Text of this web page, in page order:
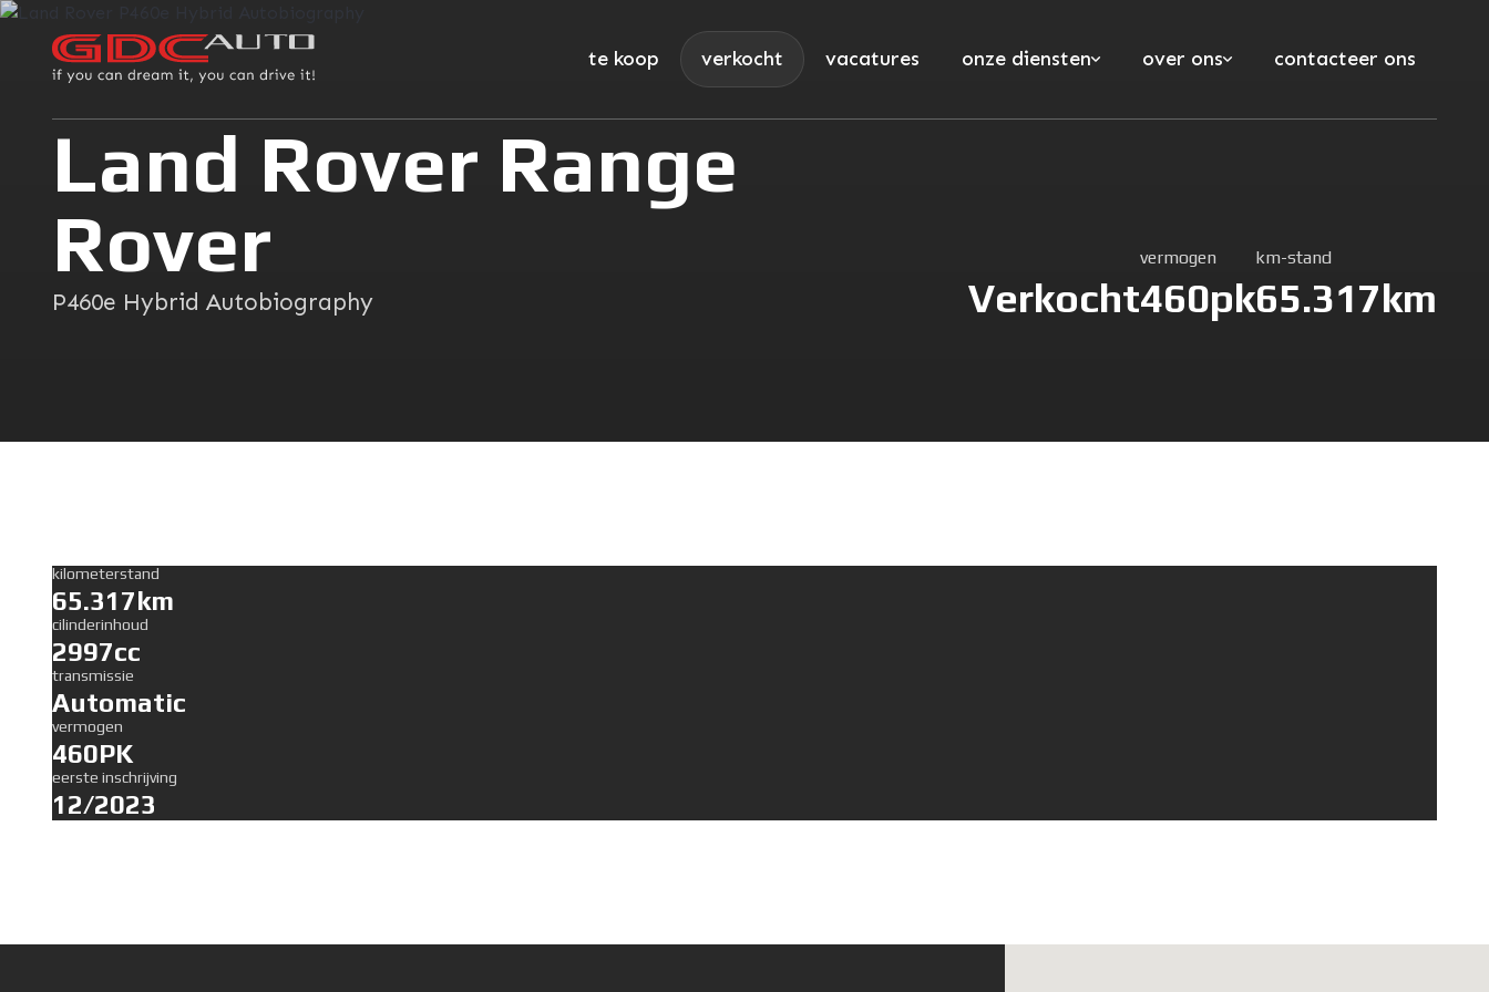
te koop verkocht vacatures onze diensten over ons contacteer ons
Land Rover Range
Rover
P460e Hybrid Autobiography Verkocht
vermogen
460pk
km-stand
65.317km
kilometerstand
65.317km
cilinderinhoud
2997cc
transmissie
Automatic
vermogen
460PK
eerste inschrijving
12/2023